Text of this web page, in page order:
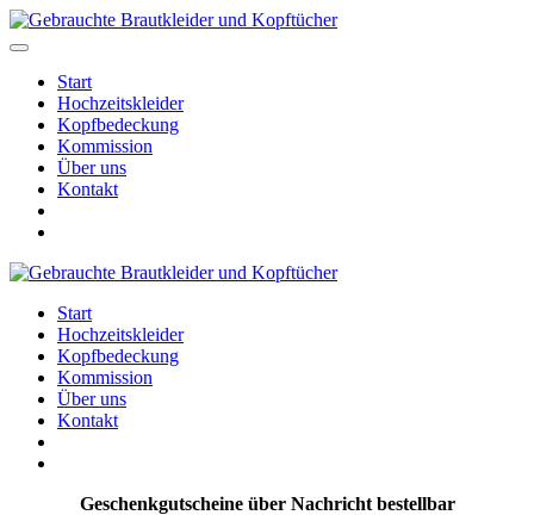
Start
Hochzeitskleider
Kopfbedeckung
Kommission
Über uns
Kontakt
Start
Hochzeitskleider
Kopfbedeckung
Kommission
Über uns
Kontakt
Geschenkgutscheine über Nachricht bestellbar